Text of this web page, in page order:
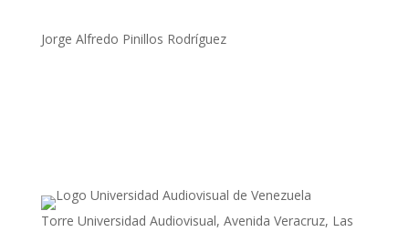
Jorge Alfredo Pinillos Rodríguez
Torre Universidad Audiovisual, Avenida Veracruz, Las